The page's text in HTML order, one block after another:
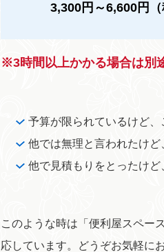
3,300円～6,600円（
※3時間以上かかる場合は別
予算が限られているけど、
他では無理と言われたけ
他で見積もりをとったけ
このような時は「便利屋スペー
応しています。どうぞお気軽に